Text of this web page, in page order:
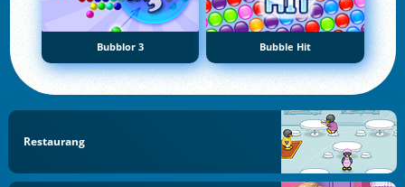
Bubblor 3 Bubble Hit
Restaurang